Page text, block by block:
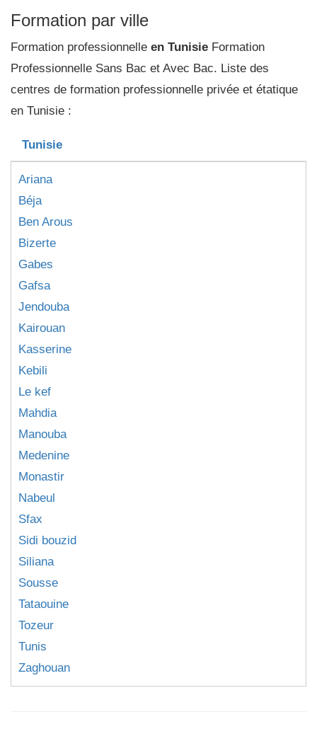
Formation par ville
Formation professionnelle en Tunisie Formation
Professionnelle Sans Bac et Avec Bac. Liste des
centres de formation professionnelle privée et étatique
en Tunisie :
Tunisie
Ariana
Béja
Ben Arous
Bizerte
Gabes
Gafsa
Jendouba
Kairouan
Kasserine
Kebili
Le kef
Mahdia
Manouba
Medenine
Monastir
Nabeul
Sfax
Sidi bouzid
Siliana
Sousse
Tataouine
Tozeur
Tunis
Zaghouan